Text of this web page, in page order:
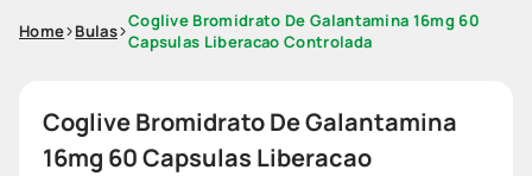
Home Bulas Coglive Bromidrato De Galantamina 16mg 60
Capsulas Liberacao Controlada
Coglive Bromidrato De Galantamina
16mg 60 Capsulas Liberacao